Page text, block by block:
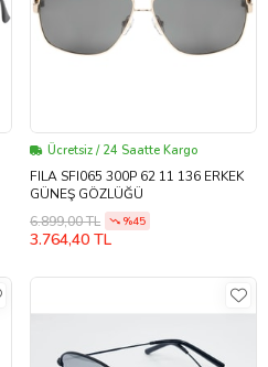
Ücretsiz / 24 Saatte Kargo
FILA SFI065 300P 62 11 136 ERKEK
GÜNEŞ GÖZLÜĞÜ
6.899,00 TL
%45
3.764,40 TL